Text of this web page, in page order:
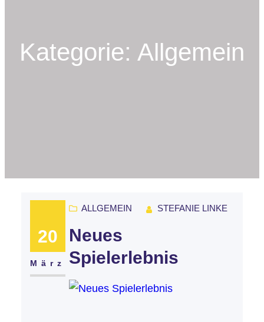
Kategorie: Allgemein
20
März
ALLGEMEIN STEFANIE LINKE
Neues
Spielerlebnis